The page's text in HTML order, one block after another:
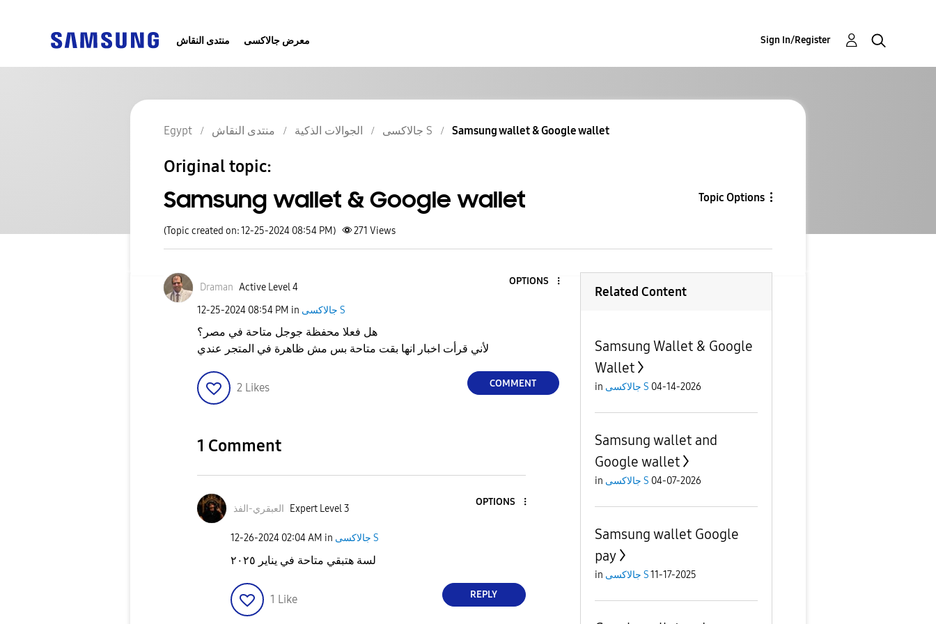
منتدى النقاش معرض جالاكسى Sign In/Register
Egypt منتدى النقاش الجوالات الذكية جالاكسى S Samsung wallet & Google wallet
Original topic:
Samsung wallet & Google wallet Topic Options
(Topic created on: 12-25-2024 08:54 PM) 271 Views
Draman Active Level 4
OPTIONS
‎12-25-2024 08:54 PM in جالاكسى S
هل فعلا محفظة جوجل متاحة في مصر؟
2 Likes COMMENT
1 Comment
العبقري-الفذ Expert Level 3
OPTIONS
‎12-26-2024 02:04 AM in جالاكسى S
لسة هتبقي متاحة في يناير ٢٠٢٥
1 Like REPLY
Related Content
Samsung Wallet & Google
Wallet
in جالاكسى S 04-14-2026
Samsung wallet and
Google wallet
in جالاكسى S 04-07-2026
Samsung wallet Google
pay
in جالاكسى S11-17-2025